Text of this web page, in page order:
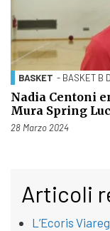
BASKET - BASKET B
Nadia Centoni
Mura Spring
Pubblicato il
28 Marzo 2024
Articoli
L’Ecoris